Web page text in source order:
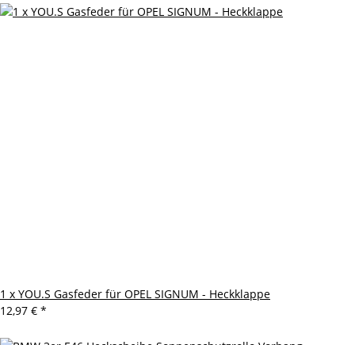
1 x YOU.S Gasfeder für OPEL SIGNUM - Heckklappe
12,97 € *